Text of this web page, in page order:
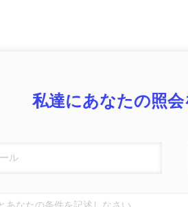
私達にあなたの照